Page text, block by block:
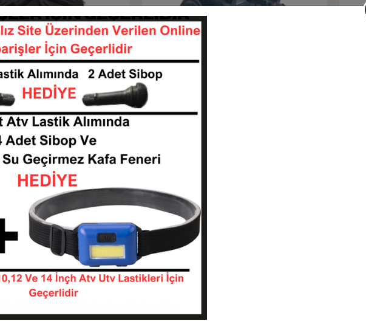
Sepete Ekle
WS711 6 Kat
18958-WS711-6
KARGO
BEDAVA
Sepete Ekle
Atv Asfalt Yol Lastiği
2.750,00 TL